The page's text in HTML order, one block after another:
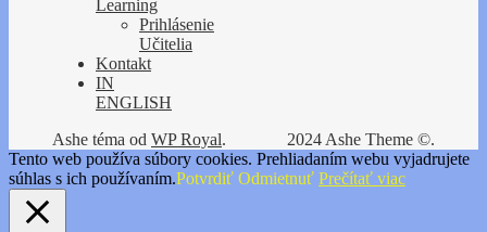
Learning
Prihlásenie
Učitelia
Kontakt
IN
ENGLISH
2024 Ashe Theme ©.
Ashe téma od WP Royal.
Tento web používa súbory cookies. Prehliadaním webu vyjadrujete
súhlas s ich používaním.Potvrdiť Odmietnuť Prečítať viac